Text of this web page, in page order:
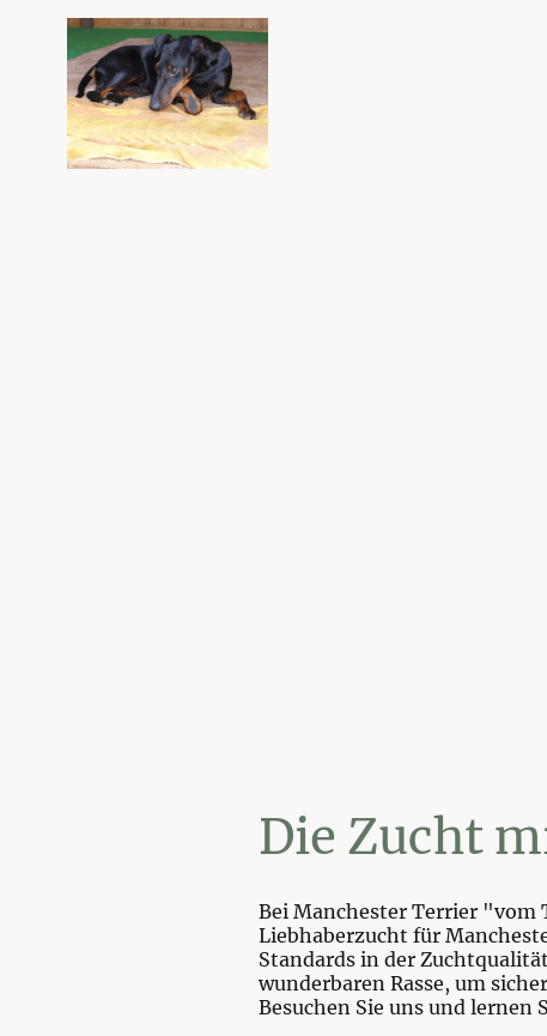
Die Zucht
Bei Manchester Terrier "vom
Liebhaberzucht für
Standards in der
wunderbaren Rasse, um
Besuchen Sie uns und lernen